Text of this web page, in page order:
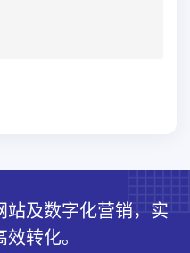
及数字化营销，实
转化。